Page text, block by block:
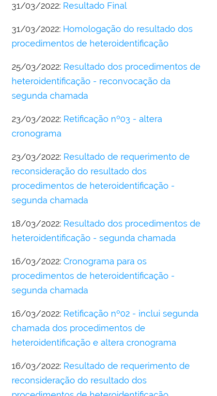
31/03/2022: Resultado Final
31/03/2022: Homologação do resultado dos
procedimentos de heteroidentificação
25/03/2022: Resultado dos procedimentos de
heteroidentificação - reconvocação da
segunda chamada
23/03/2022: Retificação nº03 - altera
cronograma
23/03/2022: Resultado de requerimento de
reconsideração do resultado dos
procedimentos de heteroidentificação -
segunda chamada
18/03/2022: Resultado dos procedimentos de
heteroidentificação - segunda chamada
16/03/2022: Cronograma para os
procedimentos de heteroidentificação -
segunda chamada
16/03/2022: Retificação nº02 - inclui segunda
chamada dos procedimentos de
heteroidentificação e altera cronograma
16/03/2022: Resultado de requerimento de
reconsideração do resultado dos